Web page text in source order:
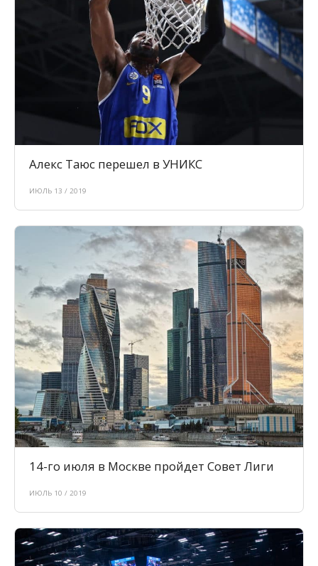
Алекс Таюс перешел в УНИКС
ИЮЛЬ 13 / 2019
14-го июля в Москве пройдет Совет Лиги
ИЮЛЬ 10 / 2019